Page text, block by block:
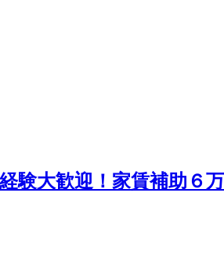
験大歓迎！家賃補助６